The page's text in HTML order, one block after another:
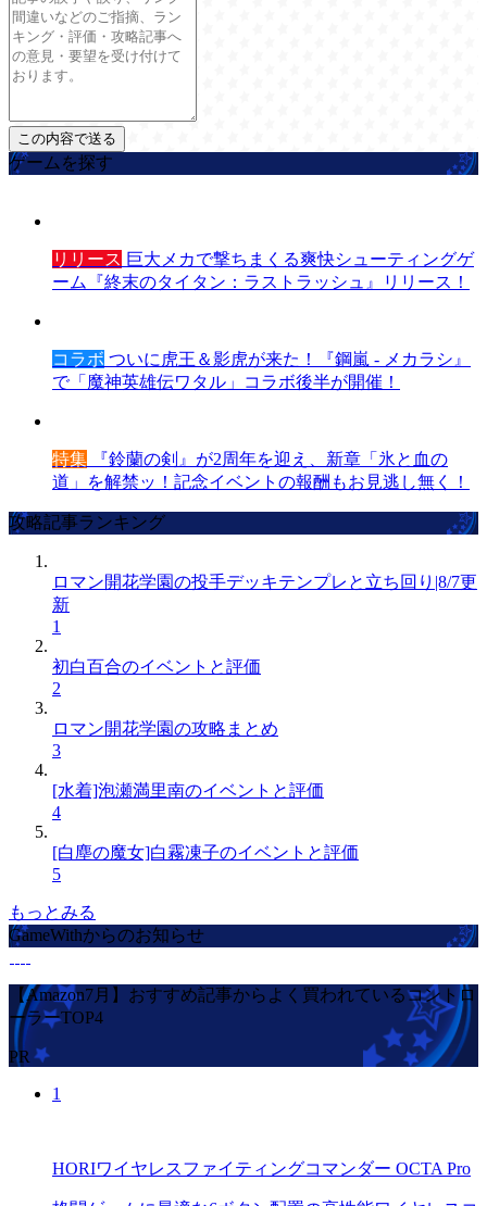
ゲームを探す
リリース 巨大メカで撃ちまくる爽快シューティングゲ
ーム『終末のタイタン：ラストラッシュ』リリース！
コラボ ついに虎王＆影虎が来た！『鋼嵐 - メカラシ』
で「魔神英雄伝ワタル」コラボ後半が開催！
特集 『鈴蘭の剣』が2周年を迎え、新章「氷と血の
道」を解禁ッ！記念イベントの報酬もお見逃し無く！
攻略記事ランキング
ロマン開花学園の投手デッキテンプレと立ち回り|8/7更
新
1
初白百合のイベントと評価
2
ロマン開花学園の攻略まとめ
3
[水着]泡瀬満里南のイベントと評価
4
[白塵の魔女]白霧凍子のイベントと評価
5
もっとみる
GameWithからのお知らせ
【Amazon7月】おすすめ記事からよく買われているコントロ
ーラーTOP4
PR
1
HORIワイヤレスファイティングコマンダー OCTA Pro